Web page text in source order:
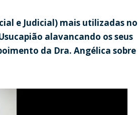
e Judicial) mais utilizadas no
alavancando os seus
da Dra. Angélica sobre